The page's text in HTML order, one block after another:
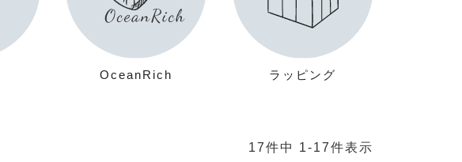
OceanRich ラッピング
17件中 1-17件表示